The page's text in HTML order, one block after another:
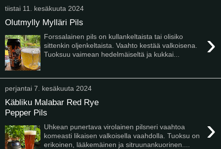
tiistai 11. kesäkuuta 2024
Olutmylly Mylläri Pils
›
Forssalainen pils on kullankeltaista tai olisiko
sittenkin oljenkeltaista. Vaahto kestää valkoisena.
Tuoksuu vaimean hedelmäiseltä ja kukkai...
perjantai 7. kesäkuuta 2024
Käbliku Malabar Red Rye
Pepper Pils
›
Uhkean punertava virolainen pilsneri vaahtoa
komeasti likaisen valkoisella vaahdolla. Tuoksu on
erikoinen, lääkemäinen ja sitruunankuorinen....